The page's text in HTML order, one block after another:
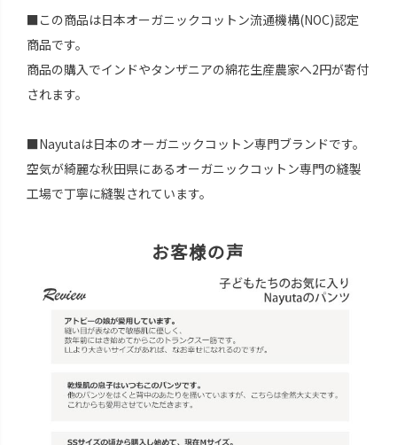
■この商品は日本オーガニックコットン流通機構(NOC)認定
商品です。
商品の購入でインドやタンザニアの綿花生産農家へ2円が寄付
されます。
■Nayutaは日本のオーガニックコットン専門ブランドです。
空気が綺麗な秋田県にあるオーガニックコットン専門の縫製
工場で丁寧に縫製されています。
お客様の声